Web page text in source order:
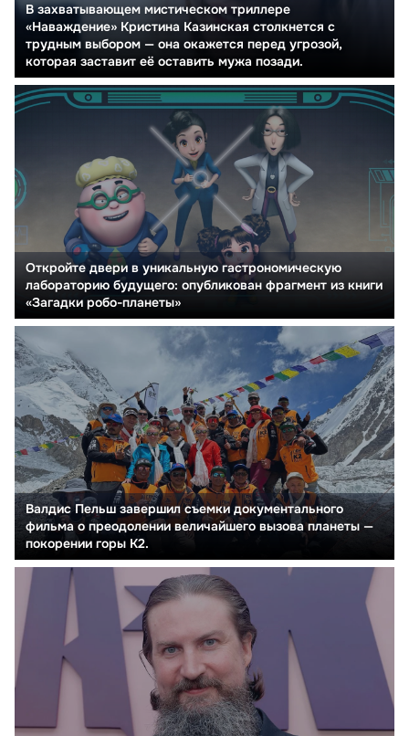
В захватывающем мистическом триллере
«Наваждение» Кристина Казинская столкнется с
трудным выбором — она окажется перед угрозой,
которая заставит её оставить мужа позади.
Откройте двери в уникальную гастрономическую
лабораторию будущего: опубликован фрагмент из книги
«Загадки робо-планеты»
Валдис Пельш завершил съемки документального
фильма о преодолении величайшего вызова планеты —
покорении горы К2.